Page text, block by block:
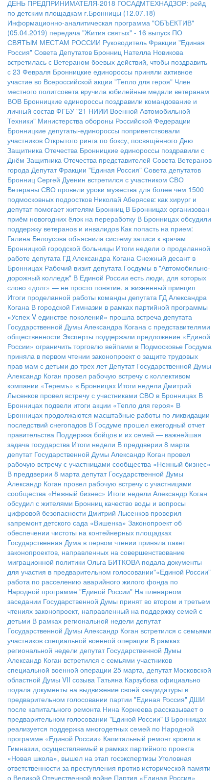
ДЕНЬ ПРЕДПРИНИМАТЕЛЯ-2018 ГОСАДМТЕХНАДЗОР: рейд
по детским площадкам г.Бронницы (12.07.18)
Информационно-аналитическая программа "ОБЪЕКТИВ"
(05.04.2019) передача "Жития святых" - 16 выпуск ПО
СВЯТЫМ МЕСТАМ РОССИИ Руководитель Фракции "Единая
Россия" Совета Депутатов Бронниц Нателла Новикова
встретилась с Ветераном боевых действий, чтобы поздравить
с 23 Февраля Бронницкие единороссы приняли активное
участие во Всероссийской акции "Тепло для героя" Член
местного политсовета вручила юбилейные медали ветеранам
ВОВ Бронницкие единороссы поздравили командование и
личный состав ФГБУ "21 НИИИ Военной Автомобильной
Техники" Министерства обороны Российской Федерации
Бронницкие депутаты-единороссы поприветствовали
участников Открытого ринга по боксу, посвящённого Дню
Защитника Отечества Бронницкие единороссы поздравили с
Днём Защитника Отечества представителей Совета Ветеранов
города Депутат Фракции "Единая Россия" Совета депутатов
Бронниц Сергей Дуенин встретился с участником СВО
Ветераны СВО провели уроки мужества для более чем 1500
подмосковных подростков Николай Аберясев: как хирург и
депутат помогает жителям Бронниц В Бронницах организован
приём новогодних ёлок на переработку В Бронницах обсудили
поддержку ветеранов и инвалидов Как попасть на прием:
Галина Белоусова объяснила систему записи к врачам
Бронницкой городской больницы Итоги недели о проделанной
работе депутата ГД Александра Когана Снежный десант в
Бронницах Рабочий визит депутата Госдумы в "Автомобильно-
дорожный колледж" В Единой России есть люди, для которых
слово «долг» — не просто понятие, а жизненный принцип
Итоги проделанной работы команды депутата ГД Александра
Когана В городской Гимназии в рамках партийной программы
«Успех V единстве поколений» прошла встреча депутата
Государственной Думы Александра Когана с представителями
общественности Эксперты поддержали предложение «Единой
России» ограничить торговлю вейпами в Подмосковье Госдума
приняла в первом чтении законопроект о защите трудовых
прав мам с детьми до трех лет Депутат Государственной Думы
Александр Коган провел рабочую встречу с коллективом
компании «Теремъ» в Бронницах Итоги недели Дмитрий
Лысенков провел встречу с участниками СВО в Бронницах В
Бронницах подвели итоги акции «Тепло для героя» В
Бронницах продолжаются масштабные работы по ликвидации
последствий снегопадов В Госдуме прошел ежегодный отчет
правительства Поддержка бойцов и их семей — важнейшая
задача государства Итоги недели В преддверии 8 марта
депутат Государственной Думы Александр Коган провел
рабочую встречу с участницами сообщества «Нежный бизнес»
В преддверии 8 марта депутат Государственной Думы
Александр Коган провел рабочую встречу с участницами
сообщества «Нежный бизнес» Итоги недели Александр Коган
обсудил с жителями Бронниц качество воды и вопросы
цифровой безопасности Дмитрий Лысенков проверил
капремонт детского сада «Вишенка» Законопроект об
обеспечении чистоты на контейнерных площадках
Государственная Дума в первом чтении приняла пакет
законопроектов, направленных на совершенствование
миграционной политики Ольга БИТКОВА подала документы
для участия в предварительном голосовании"«Единой России"
работа по расселению аварийного жилого фонда по
Народной программе "Единой России" На пленарном
заседании Государственной Думы принят во втором и третьем
чтениях законопроект, направленный на поддержку семей с
детьми В рамках региональной недели депутат
Государственной Думы Александр Коган встретился с семьями
участников специальной военной операции В рамках
региональной недели депутат Государственной Думы
Александр Коган встретился с семьями участников
специальной военной операции 25 марта, депутат Московской
областной Думы VII созыва Татьяна Карзубова официально
подала документы на выдвижение своей кандидатуры в
предварительном голосовании партии "Единая Россия" ДШИ
после капитального ремонта Нина Корнеева рассказывает о
предварительном голосовании "Единой России" В Бронницах
реализуется поддержка многодетных семей по Народной
программе «Единой России» Капитальный ремонт кровли в
Гимназии, осуществляемый в рамках партийного проекта
«Новая школа», вышел на этап госэкспертизы Уголовная
ответственности за преступления против исторической памяти
о Великой Отечественной войне Партия «Единая Россия»